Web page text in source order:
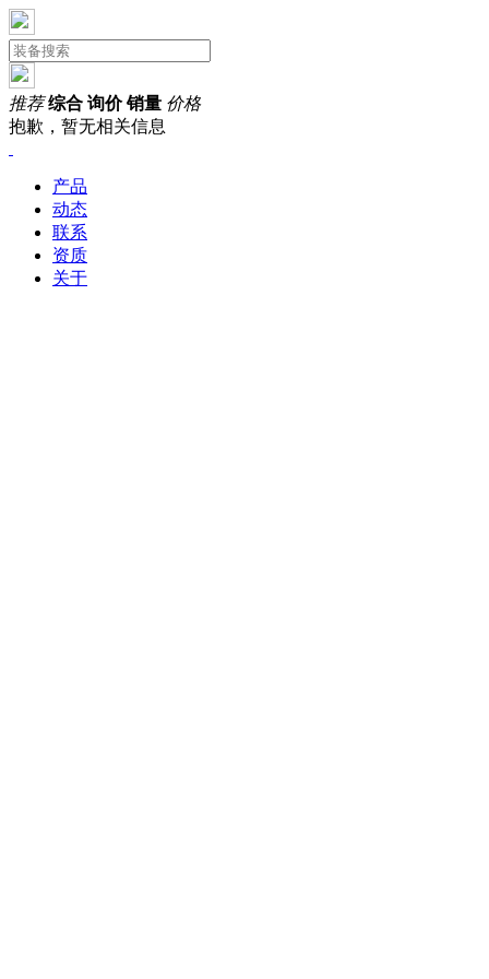
推荐 综合 询价 销量 价格
抱歉，暂无相关信息
产品
动态
联系
资质
关于